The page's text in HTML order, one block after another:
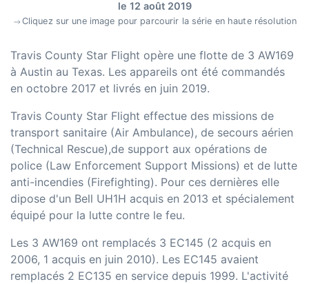
le 12 août 2019
Cliquez sur une image pour parcourir la série en haute résolution
Travis County Star Flight opère une flotte de 3 AW169
à Austin au Texas. Les appareils ont été commandés
en octobre 2017 et livrés en juin 2019.
Travis County Star Flight effectue des missions de
transport sanitaire (Air Ambulance), de secours aérien
(Technical Rescue),de support aux opérations de
police (Law Enforcement Support Missions) et de lutte
anti-incendies (Firefighting). Pour ces dernières elle
dipose d'un Bell UH1H acquis en 2013 et spécialement
équipé pour la lutte contre le feu.
Les 3 AW169 ont remplacés 3 EC145 (2 acquis en
2006, 1 acquis en juin 2010). Les EC145 avaient
remplacés 2 EC135 en service depuis 1999. L'activité